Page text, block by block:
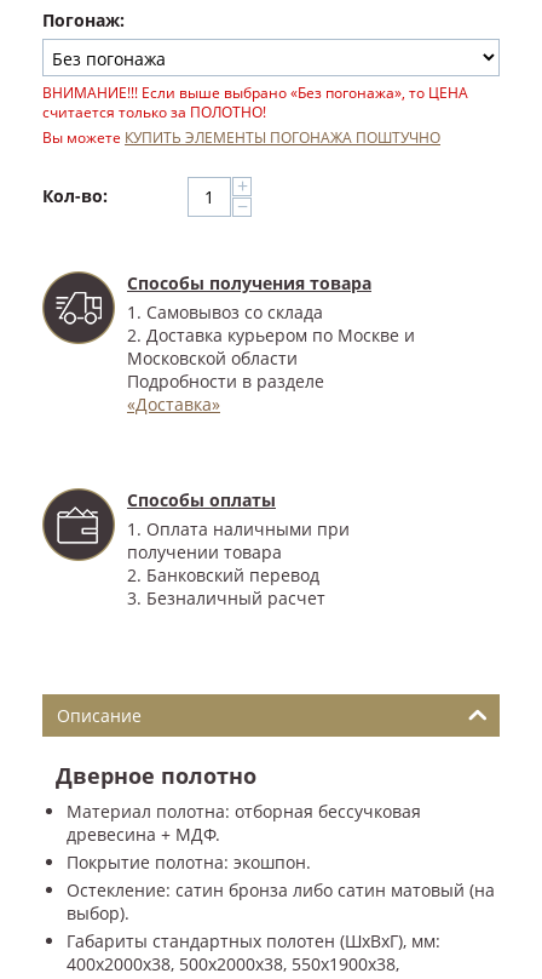
Погонаж:
ВНИМАНИЕ!!! Если выше выбрано «Без погонажа», то ЦЕНА
считается только за ПОЛОТНО!
Вы можете КУПИТЬ ЭЛЕМЕНТЫ ПОГОНАЖА ПОШТУЧНО
Кол-во: +
−
Способы получения товара
1. Самовывоз со склада
2. Доставка курьером по Москве и
Московской области
Подробности в разделе
«Доставка»
Способы оплаты
1. Оплата наличными при
получении товара
2. Банковский перевод
3. Безналичный расчет
Описание
Дверное полотно
Материал полотна: отборная бессучковая
древесина + МДФ.
Покрытие полотна: экошпон.
Остекление: сатин бронза либо сатин матовый (на
выбор).
Габариты стандартных полотен (ШxВxГ), мм:
400x2000x38, 500x2000x38, 550x1900x38,